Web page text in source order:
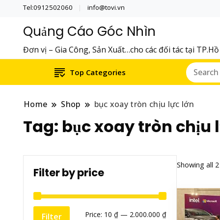
Tel:0912502060 info@tovi.vn
Quảng Cáo Góc Nhìn
Đơn vị – Gia Công, Sản Xuất…cho các đối tác tại
Top Categories
Home Shop bục xoay tròn chịu lực lớn
Tag: bục xoay tròn chịu
Showing all
Filter by price
Min
Max
Filter Price: 10 ₫— 2.000.000 ₫